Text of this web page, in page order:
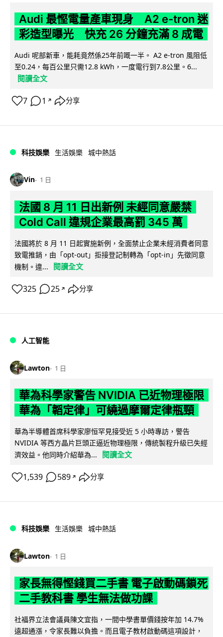
Audi 最慳電量產車現身 A2 e-tron 迷
彩造型曝光 快充 26 分鐘充滿 8 成電
Audi 呢部新車，能耗竟然係25年前嘅一半。 A2 e-tron 風阻低
至0.24，每百公里只需12.8 kWh，一度電行到7.8公里。6...
閱讀全文
7 1 ↗ 分享
科技娛樂 生活娛樂 城中熱話
Vin 1 日
法國 8 月 11 日出新例 未經同意嚴禁
Cold Call 違規企業最高罰 345 萬
法國將於 8 月 11 日起實施新例，全面禁止企業未經消費者同意
致電推銷，由「opt-out」拒接登記制轉為「opt-in」先徵同意
機制。違...
閱讀全文
325 25 ↗ 分享
人工智能
Lawton 1 日
華為科學家警告 NVIDIA 已近物理極限
華為「韜定律」可繞過摩爾定律瓶頸
華為半導體首席科學家廖恒罕見接受近 5 小時專訪，警告
NVIDIA 等西方晶片巨頭正逼近物理極限，傳統製程升級已失經
濟效益。他同時介紹華為...
閱讀全文
1,539 589 ↗ 分享
科技娛樂 生活娛樂 城中熱話
Lawton 1 日
家長無得慳錢買二手書 電子啟動碼鎖死
二手教科書 學生無法做功課
社福界立法會議員陳文宜指，一間中學書單價錢按年加 14.7%
遠超通漲，令家長難以負擔。而且電子教材啟動碼這項設計，